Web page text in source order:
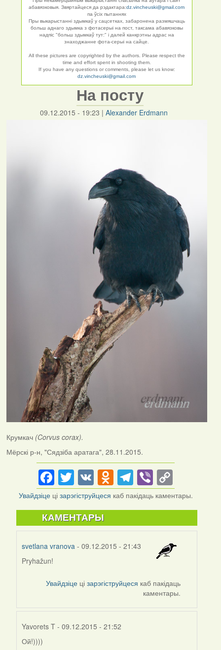
абавязковыя. Звяртайцеся да рэдактара:dz.vincheuski@gmail.com
па ўсіх пытаннях
Пры выкарыстанні здымкаў у сацсетках, забаронена размяшчаць
больш аднаго здымка з фотасерыі на пост, таксама абавязковы
надпіс "больш здымкаў тут:" і далей канкрэтны адрас на
знаходжанне фота-серыі на сайце.
All these pictures are copyrighted by the authors. Please respect the
time and effort spent in shooting them.
If you have any questions or comments, please let us know:
dz.vincheuski@gmail.com
На посту
09.12.2015 - 19:23 | Alexander Erdmann
Крумкач (Corvus corax).
Мёрскі р-н, "Сядзіба аратага", 28.11.2015.
Facebook
Twitter
VKOdnoklassniki
Telegram
Viber
Link
Увайдзіце цізарэгіструйцеся каб пакідаць каментары.
КАМЕНТАРЫ
svetlana vranova - 09.12.2015 - 21:43
Pryhažun!
Увайдзіце цізарэгіструйцеся каб пакідаць
каментары.
Yavorets T - 09.12.2015 - 21:52
In
Ой!))))